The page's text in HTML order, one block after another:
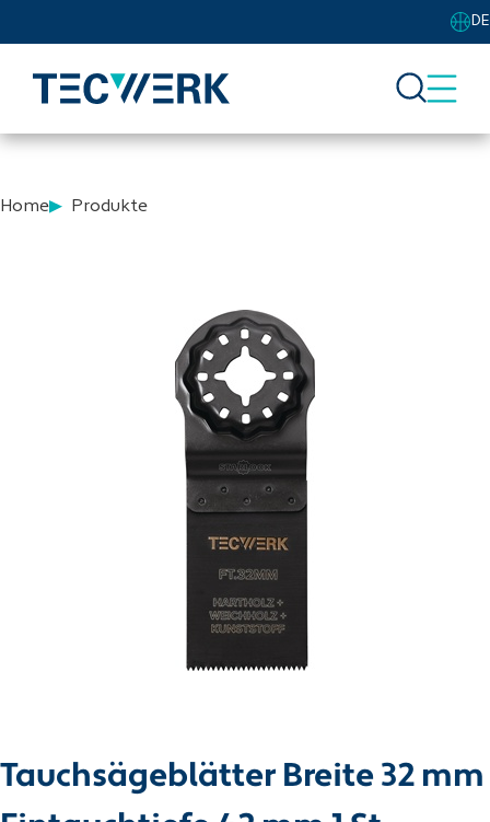
DE
Home Produkte
Tauchsägeblätter Breite 32 mm